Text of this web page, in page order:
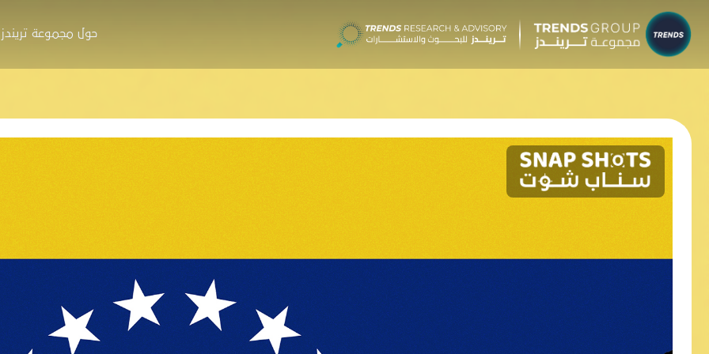
حول مجموعة تريندز
جائزة تريندز هاب
الخدمات الاستشارية